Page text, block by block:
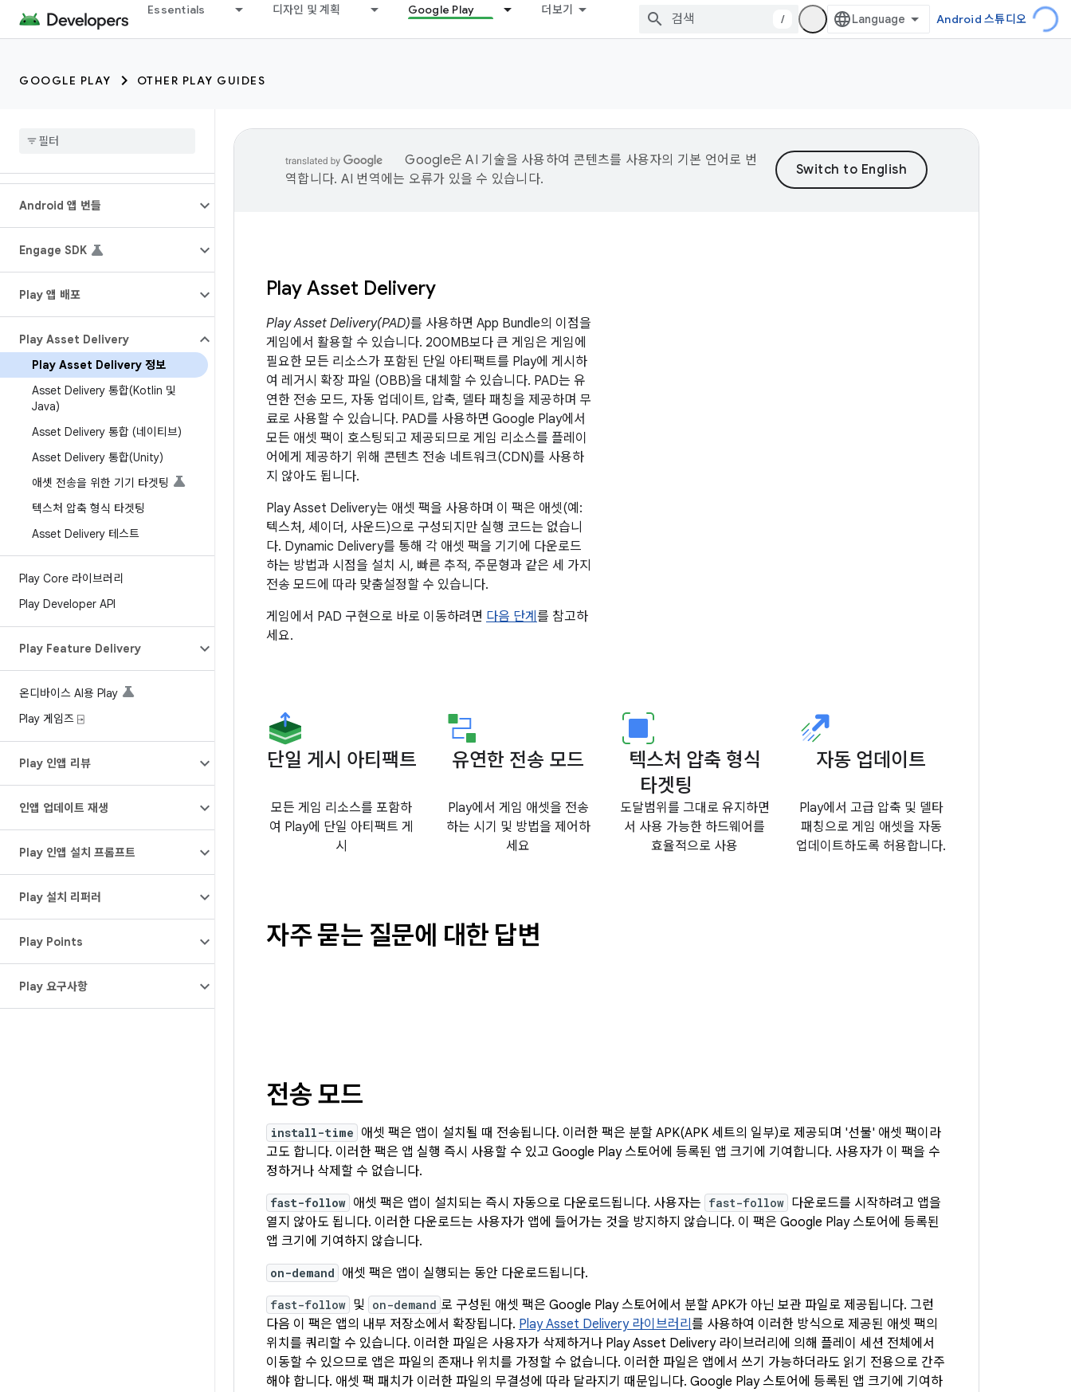
Essentials 디자인 및 계획 Google Play 더보기
/ Android 스튜디오
GOOGLE PLAY OTHER PLAY GUIDES
Android 앱 번들
Engage SDK
Play 앱 배포
Play Asset Delivery
Play Asset Delivery 정보
Asset Delivery 통합(Kotlin 및
Java)
Asset Delivery 통합 (네이티브)
Asset Delivery 통합(Unity)
애셋 전송을 위한 기기 타겟팅
텍스처 압축 형식 타겟팅
Asset Delivery 테스트
Play Core 라이브러리
Play Developer API
Play Feature Delivery
온디바이스 AI용 Play
Play 게임즈 ⍈
Play 인앱 리뷰
인앱 업데이트 재생
Play 인앱 설치 프롬프트
Play 설치 리퍼러
Play Points
Play 요구사항
Google은 AI 기술을 사용하여 콘텐츠를 사용자의 기본 언어로 번
역합니다. AI 번역에는 오류가 있을 수 있습니다.
Play Asset Delivery
Play Asset Delivery(PAD)를 사용하면 App Bundle의 이점을
게임에서 활용할 수 있습니다. 200MB보다 큰 게임은 게임에
필요한 모든 리소스가 포함된 단일 아티팩트를 Play에 게시하
여 레거시 확장 파일 (OBB)을 대체할 수 있습니다. PAD는 유
연한 전송 모드, 자동 업데이트, 압축, 델타 패칭을 제공하며 무
료로 사용할 수 있습니다. PAD를 사용하면 Google Play에서
모든 애셋 팩이 호스팅되고 제공되므로 게임 리소스를 플레이
어에게 제공하기 위해 콘텐츠 전송 네트워크(CDN)를 사용하
지 않아도 됩니다.
Play Asset Delivery는 애셋 팩을 사용하며 이 팩은 애셋(예:
텍스처, 셰이더, 사운드)으로 구성되지만 실행 코드는 없습니
다. Dynamic Delivery를 통해 각 애셋 팩을 기기에 다운로드
하는 방법과 시점을 설치 시, 빠른 추적, 주문형과 같은 세 가지
전송 모드에 따라 맞춤설정할 수 있습니다.
게임에서 PAD 구현으로 바로 이동하려면 다음 단계 를 참고하
세요.
단일 게시 아티팩트
모든 게임 리소스를 포함하
여 Play에 단일 아티팩트 게
시
유연한 전송 모드
Play에서 게임 애셋을 전송
하는 시기 및 방법을 제어하
세요
텍스처 압축 형식
타겟팅
도달범위를 그대로 유지하면
서 사용 가능한 하드웨어를
효율적으로 사용
자동 업데이트
Play에서 고급 압축 및 델타
패칭으로 게임 애셋을 자동
업데이트하도록 허용합니다.
자주 묻는 질문에 대한 답변
전송 모드
install-time 애셋 팩은 앱이 설치될 때 전송됩니다. 이러한 팩은 분할 APK(APK 세트의 일부)로 제공되며 '선불' 애셋 팩이라
고도 합니다. 이러한 팩은 앱 실행 즉시 사용할 수 있고 Google Play 스토어에 등록된 앱 크기에 기여합니다. 사용자가 이 팩을 수
정하거나 삭제할 수 없습니다.
fast-follow 애셋 팩은 앱이 설치되는 즉시 자동으로 다운로드됩니다. 사용자는 fast-follow 다운로드를 시작하려고 앱을
열지 않아도 됩니다. 이러한 다운로드는 사용자가 앱에 들어가는 것을 방지하지 않습니다. 이 팩은 Google Play 스토어에 등록된
앱 크기에 기여하지 않습니다.
on-demand 애셋 팩은 앱이 실행되는 동안 다운로드됩니다.
fast-follow 및 on-demand 로 구성된 애셋 팩은 Google Play 스토어에서 분할 APK가 아닌 보관 파일로 제공됩니다. 그런
다음 이 팩은 앱의 내부 저장소에서 확장됩니다. Play Asset Delivery 라이브러리 를 사용하여 이러한 방식으로 제공된 애셋 팩의
위치를 쿼리할 수 있습니다. 이러한 파일은 사용자가 삭제하거나 Play Asset Delivery 라이브러리에 의해 플레이 세션 전체에서
이동할 수 있으므로 앱은 파일의 존재나 위치를 가정할 수 없습니다. 이러한 파일은 앱에서 쓰기 가능하더라도 읽기 전용으로 간주
해야 합니다. 애셋 팩 패치가 이러한 파일의 무결성에 따라 달라지기 때문입니다. Google Play 스토어에 등록된 앱 크기에 기여하